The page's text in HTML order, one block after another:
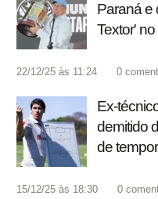
Paraná e
Textor'
22/12/25 às 11:24 0
Ex-
demitido
de
15/12/25 às 18:30 0